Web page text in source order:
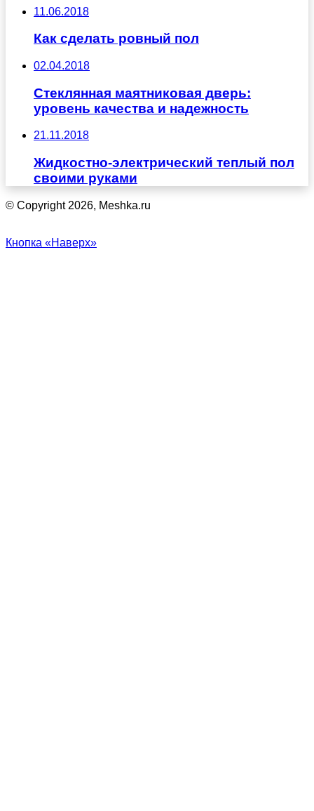
11.06.2018
Как сделать ровный пол
02.04.2018
Стеклянная маятниковая дверь:
уровень качества и надежность
21.11.2018
Жидкостно-электрический теплый пол
своими руками
© Copyright 2026, Meshka.ru
Кнопка «Наверх»